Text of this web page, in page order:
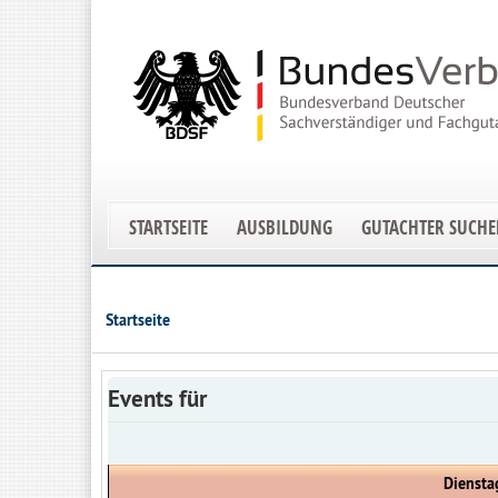
STARTSEITE AUSBILDUNG GUTACHTER
Startseite
Events für